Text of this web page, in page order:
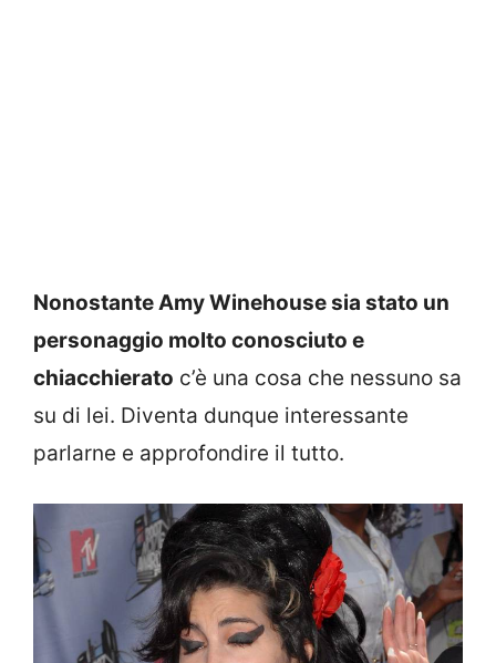
Nonostante Amy Winehouse sia stato un
personaggio molto conosciuto e
chiacchierato c’è una cosa che nessuno sa
su di lei. Diventa dunque interessante
parlarne e approfondire il tutto.